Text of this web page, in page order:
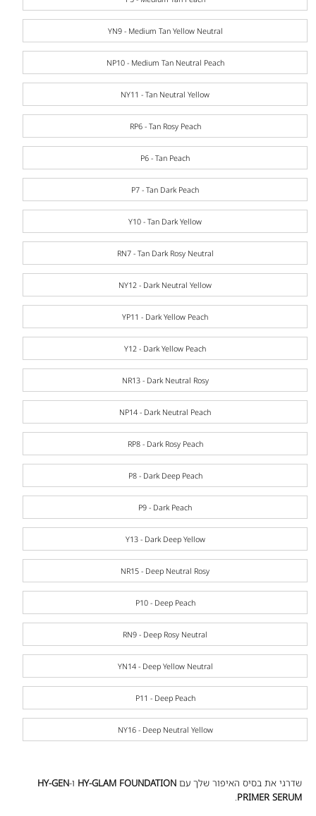
YN9 - Medium Tan Yellow Neutral
NP10 - Medium Tan Neutral Peach
NY11 - Tan Neutral Yellow
RP6 - Tan Rosy Peach
P6 - Tan Peach
P7 - Tan Dark Peach
Y10 - Tan Dark Yellow
RN7 - Tan Dark Rosy Neutral
NY12 - Dark Neutral Yellow
YP11 - Dark Yellow Peach
Y12 - Dark Yellow Peach
NR13 - Dark Neutral Rosy
NP14 - Dark Neutral Peach
RP8 - Dark Rosy Peach
P8 - Dark Deep Peach
P9 - Dark Peach
Y13 - Dark Deep Yellow
NR15 - Deep Neutral Rosy
P10 - Deep Peach
RN9 - Deep Rosy Neutral
YN14 - Deep Yellow Neutral
P11 - Deep Peach
NY16 - Deep Neutral Yellow
שדרגי את בסיס האיפור שלך עם HY-GLAM FOUNDATION ו-HY-GEN
PRIMER SERUM
.